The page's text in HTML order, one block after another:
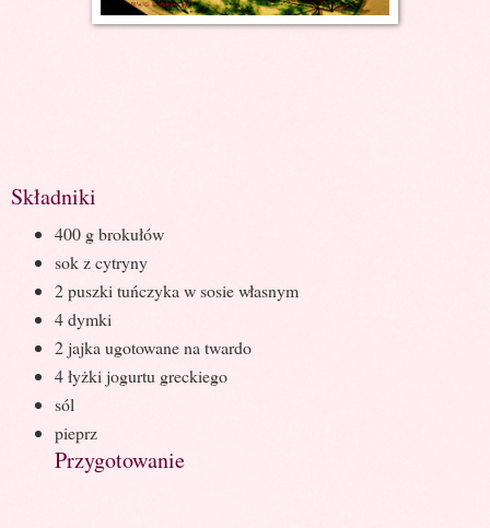
Składniki
400 g brokułów
sok z cytryny
2 puszki tuńczyka w sosie własnym
4 dymki
2 jajka ugotowane na twardo
4 łyżki jogurtu greckiego
sól
pieprz
Przygotowanie